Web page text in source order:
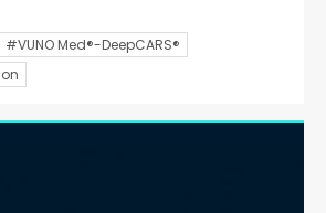
#VUNO Med®-DeepCARS®